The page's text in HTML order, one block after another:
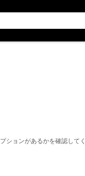
ョンがあるかを確認してく